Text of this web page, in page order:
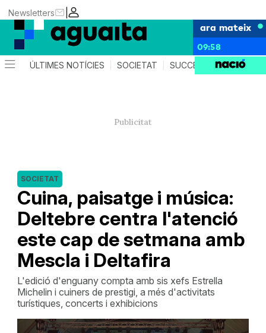
|
Newsletters
ara mateix
09:58
ÚLTIMES NOTÍCIES SOCIETAT SUCCESSOS AGENDA
Cuina, paisatge i música:
Deltebre centra l'atenció
este cap de setmana amb
Mescla i Deltafira
SOCIETAT
L'edició d'enguany compta amb sis xefs Estrella
Michelin i cuiners de prestigi, a més d'activitats
turístiques, concerts i exhibicions